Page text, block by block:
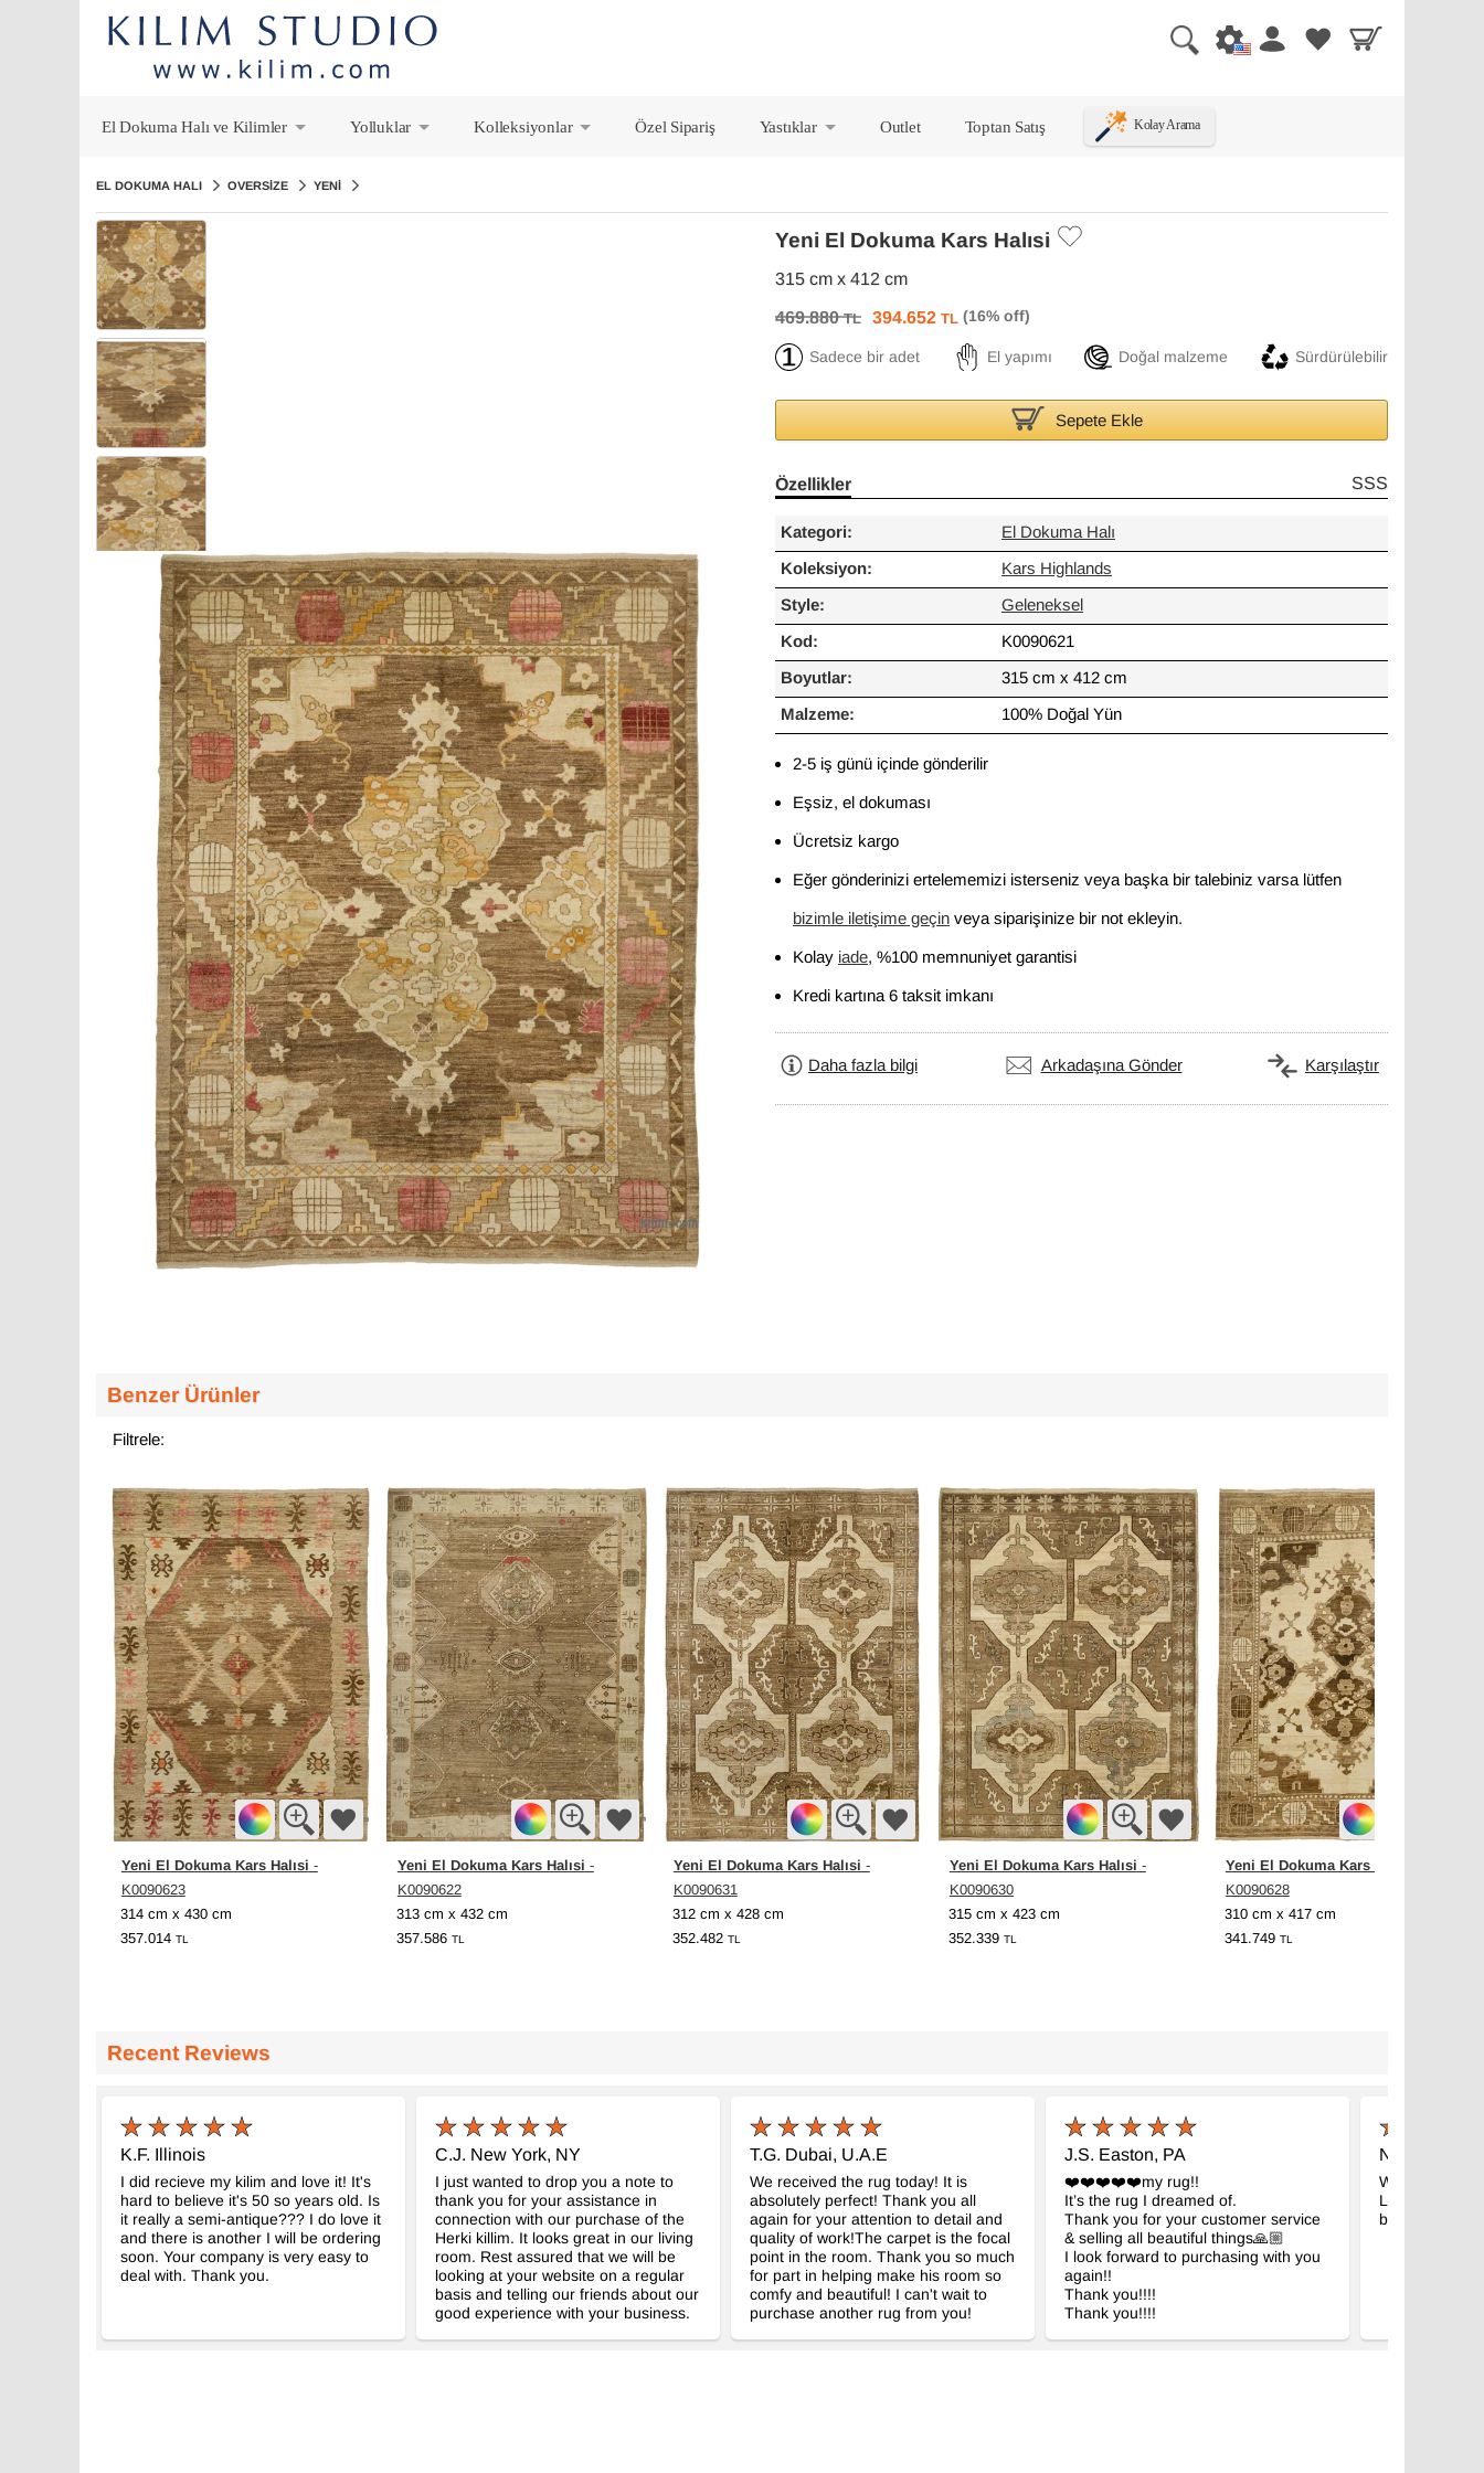
El Dokuma Halı ve Kilimler
Yolluklar
Kolleksiyonlar
Özel Sipariş
Yastıklar Outlet Toptan Satış Kolay Arama
EL DOKUMA HALI OVERSIZE YENI
Yeni El Dokuma Kars Halısi
315 cm x 412 cm
469.880TL 394.652 TL
Sadece bir adet El yapımı Doğal malzeme Sürdürülebilir
Sepete Ekle
Özellikler SSS
Kategori: El Dokuma Halı
Koleksiyon: Kars Highlands
Style: Geleneksel
Kod: K0090621
Boyutlar: 315 cm x 412 cm
Malzeme: 100% Doğal Yün
2-5 iş günü içinde gönderilir
Eşsiz, el dokuması
Ücretsiz kargo
Eğer gönderinizi ertelememizi isterseniz veya başka bir talebiniz varsa lütfen
bizimle iletişime geçin veya siparişinize bir not ekleyin.
Kolay iade, %100 memnuniyet garantisi
Kredi kartına 6 taksit imkanı
Daha fazla bilgi Arkadaşına Gönder Karşılaştır
Benzer Ürünler
Filtrele:
Yeni El Dokuma Kars Halısi -
K0090623
314 cm x 430 cm
357.014 TL
Yeni El Dokuma Kars Halısi -
K0090622
313 cm x 432 cm
357.586 TL
Yeni El Dokuma Kars Halısi -
K0090631
312 cm x 428 cm
352.482 TL
Yeni El Dokuma Kars Halısi -
K0090630
315 cm x 423 cm
352.339 TL
Yeni El Dokuma Kars Halısi
K0090628
310 cm x 417 cm
341.749 TL
Recent Reviews
K.F. Illinois
I did recieve my kilim and love it! It's
hard to believe it's 50 so years old. Is
it really a semi-antique??? I do love it
and there is another I will be ordering
soon. Your company is very easy to
deal with. Thank you.
C.J. New York, NY
I just wanted to drop you a note to
thank you for your assistance in
connection with our purchase of the
Herki killim. It looks great in our living
room. Rest assured that we will be
looking at your website on a regular
basis and telling our friends about our
good experience with your business.
T.G. Dubai, U.A.E
We received the rug today! It is
absolutely perfect! Thank you all
again for your attention to detail and
quality of work!The carpet is the focal
point in the room. Thank you so much
for part in helping make his room so
comfy and beautiful! I can't wait to
purchase another rug from you!
J.S. Easton, PA
❤️❤️❤️❤️❤️my rug!!
It’s the rug I dreamed of.
Thank you for your customer service
& selling all beautiful things🙏🏼
I look forward to purchasing with you
again!!
Thank you!!!!
Thank you!!!!
N.S. New
We are very
Looking
bedroom.